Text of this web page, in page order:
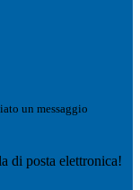
un messaggio
di posta elettronica!